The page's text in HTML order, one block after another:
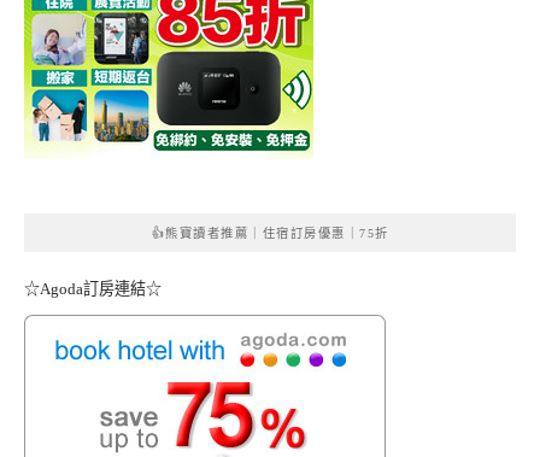
👍熊寶讀者推薦｜住宿訂房優惠｜75折
☆Agoda訂房連結☆